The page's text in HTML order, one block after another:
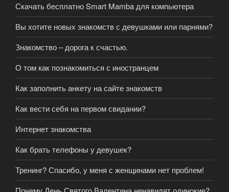
Скачать бесплатно Smart Mamba для компьютера
Вы хотите новых знакомств с девушками или парнями?
Знакомство – дорога к счастью.
О том как познакомиться с иностранцем
Как заполнить анкету на сайте знакомств
Как вести себя на первом свидании?
Интернет знакомства
Как брать телефоны у девушек?
Тренинг? Спасибо, у меня с женщинами нет проблем!